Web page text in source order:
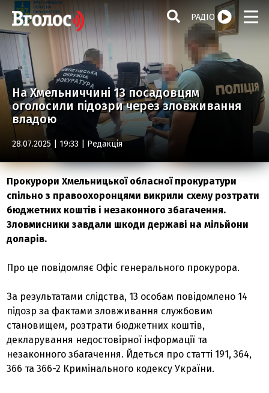
РАДІО
На Хмельниччині 13 посадовцям
оголосили підозри через зловживання
владою
28.07.2025 | 19:33 | Редакція
Прокурори Хмельницької обласної прокуратури
спільно з правоохоронцями викрили схему розтрати
бюджетних коштів і незаконного збагачення.
Зловмисники завдали шкоди державі на мільйони
доларів.
Про це повідомляє Офіс генерального прокурора.
За результатами слідства, 13 особам повідомлено 14
підозр за фактами зловживання службовим
становищем, розтрати бюджетних коштів,
декларування недостовірної інформації та
незаконного збагачення. Йдеться про статті 191, 364,
366 та 366-2 Кримінального кодексу України.